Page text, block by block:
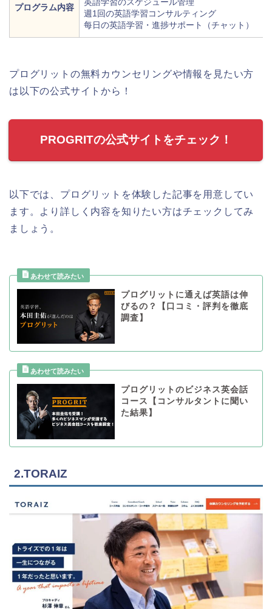
プログラム内容
週1回の英語学習コンサルティング
每日の英語学習・進捗サポート（チャット）
プログリットの無料カウンセリングや情報を見たい方
は以下の公式サイトから！
PROGRITの公式サイトをチェック！
以下では、プログリットを体験した記事を用意してい
ます。より詳しく内容を知りたい方はチェックしてみ
ましょう。
プログリットに通えば英語は伸
びるの？【口コミ・評判を徹底
調査】
プログリットのビジネス英会話
コース【コンサルタントに聞い
た結果】
2.TORAIZ